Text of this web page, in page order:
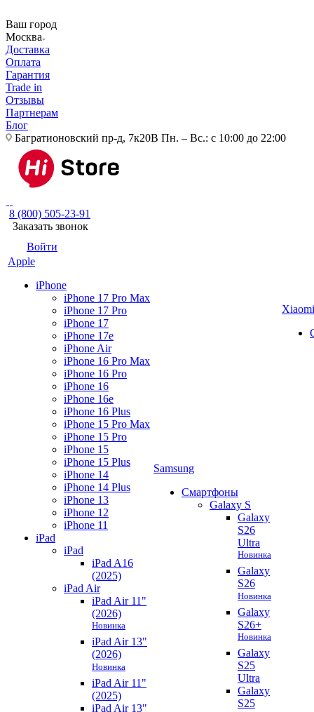
Ваш город
Москва
Доставка
Оплата
Гарантия
Trade in
Отзывы
Партнерам
Блог
Багратионовский пр-д, 7к20В Пн. – Вс.: с 10:00 до 22:00
8 (800) 505-23-91
Заказать звонок
Войти
Apple
iPhone
iPhone 17 Pro Max
iPhone 17 Pro
iPhone 17
iPhone 17e
iPhone Air
iPhone 16 Pro Max
iPhone 16 Pro
iPhone 16
iPhone 16e
iPhone 16 Plus
iPhone 15 Pro Max
iPhone 15 Pro
iPhone 15
iPhone 15 Plus
iPhone 14
iPhone 14 Plus
iPhone 13
iPhone 12
iPhone 11
iPad
iPad
iPad A16
(2025)
iPad Air
iPad Air 11"
(2026)
Новинка
iPad Air 13"
(2026)
Новинка
iPad Air 11"
(2025)
iPad Air 13"
Samsung
Смартфоны
Galaxy S
Galaxy
S26
Ultra
Новинка
Galaxy
S26
Новинка
Galaxy
S26+
Новинка
Galaxy
S25
Ultra
Galaxy
S25
Xiaomi